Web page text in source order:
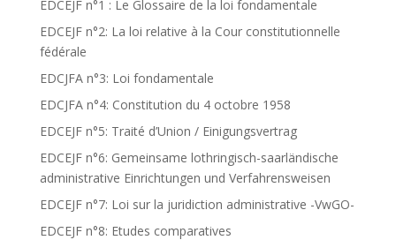
EDCEJF n°1 : Le Glossaire de la loi fondamentale
EDCEJF n°2: La loi relative à la Cour constitutionnelle
fédérale
EDCJFA n°3: Loi fondamentale
EDCJFA n°4: Constitution du 4 octobre 1958
EDCEJF n°5: Traité d’Union / Einigungsvertrag
EDCEJF n°6: Gemeinsame lothringisch-saarländische
administrative Einrichtungen und Verfahrensweisen
EDCEJF n°7: Loi sur la juridiction administrative -VwGO-
EDCEJF n°8: Etudes comparatives